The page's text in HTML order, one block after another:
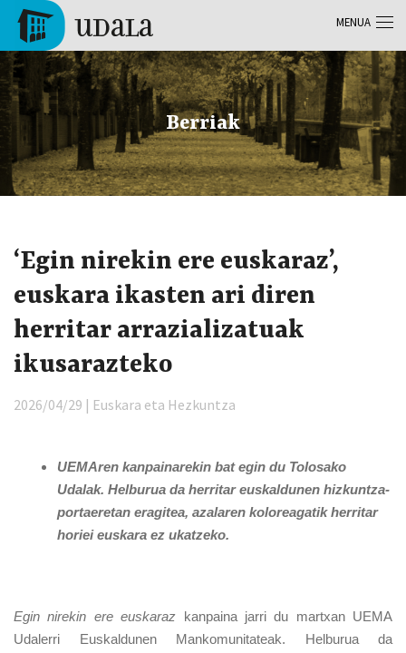
Skip to main content
Tolosa
Berriak
‘Egin nirekin ere euskaraz’,
euskara ikasten ari diren
herritar arrazializatuak
ikusarazteko
2026/04/29 | Euskara eta Hezkuntza
UEMAren kanpainarekin bat egin du Tolosako
Udalak. Helburua da herritar euskaldunen hizkuntza-
portaeretan eragitea, azalaren koloreagatik herritar
horiei euskara ez ukatzeko.
Egin nirekin ere euskaraz kanpaina jarri du martxan UEMA
Udalerri Euskaldunen Mankomunitateak. Helburua da
MENUA